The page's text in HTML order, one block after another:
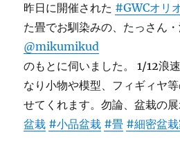
昨日に開催された #GWCオリ
た畳でお馴染みの、たっさん
@mikumikud
のもとに伺いました。 1/12浪
なり小物や模型、フィギィヤ
せてくれます。勿論、盆栽の
盆栽 #小品盆栽 #畳 #細密盆